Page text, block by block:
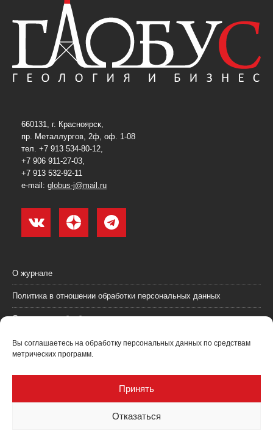
Вы соглашаетесь на обработку персональных данных по средствам
метрических программ.
Принять
Отказаться
660131, г. Красноярск,
пр. Металлургов, 2ф, оф. 1-08
тел. +7 913 534-80-12,
+7 906 911-27-03,
+7 913 532-92-11
e-mail: globus-j@mail.ru
О журнале
Политика в отношении обработки персональных данных
Согласие на обработку персональных данных
Пользовательское соглашение (оферта)